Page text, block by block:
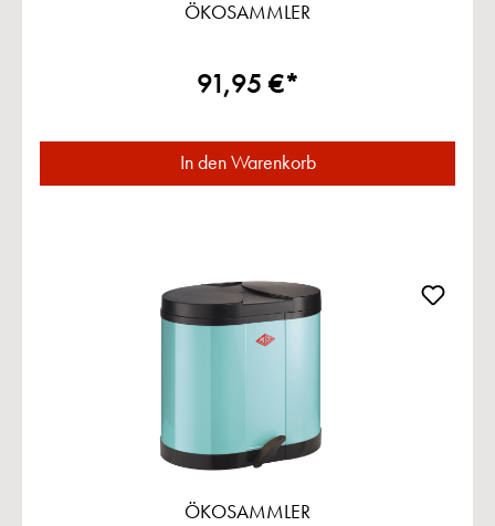
ÖKOSAMMLER
91,95 €*
In den Warenkorb
ÖKOSAMMLER